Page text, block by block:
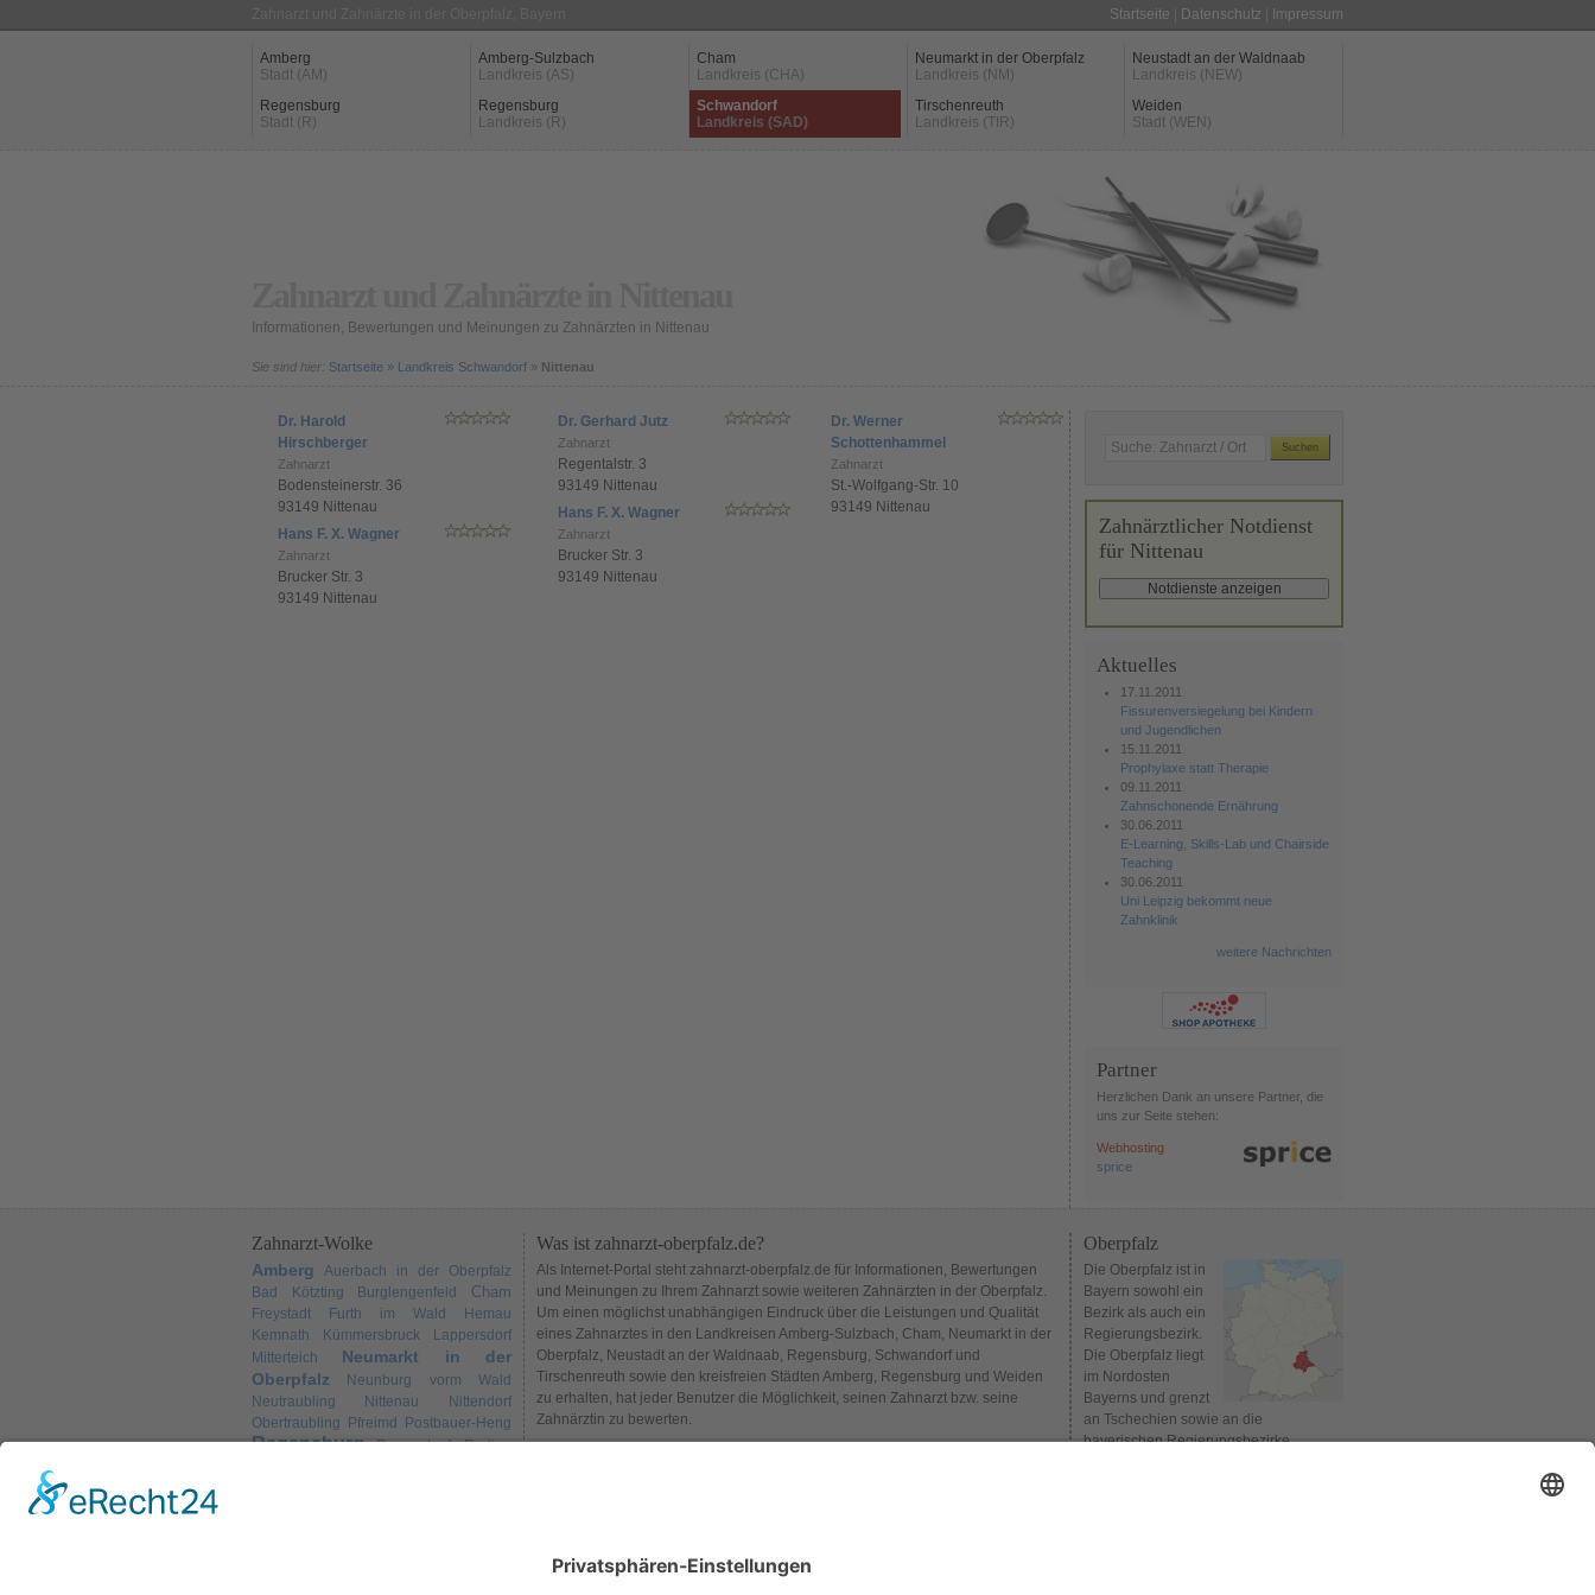
Startseite Datenschutz Impressum
Amberg
Stadt (AM)
Amberg-Sulzbach
Landkreis (AS)
Cham
Landkreis (CHA)
Neumarkt in der Oberpfalz
Landkreis (NM)
Neustadt an der Waldnaab
Landkreis (NEW)
Regensburg
Stadt (R)
Regensburg
Landkreis (R)
Schwandorf
Landkreis (SAD)
Tirschenreuth
Landkreis (TIR)
Weiden
Stadt (WEN)
Informationen, Bewertungen und Meinungen zu Zahnärzten in Nittenau
Sie sind hier: Startseite » Landkreis Schwandorf » Nittenau
Dr. Harold
Hirschberger
Zahnarzt
Bodensteinerstr. 36
93149 Nittenau
Hans F. X. Wagner
Zahnarzt
Brucker Str. 3
93149 Nittenau
Dr. Gerhard Jutz
Zahnarzt
Regentalstr. 3
93149 Nittenau
Hans F. X. Wagner
Zahnarzt
Brucker Str. 3
93149 Nittenau
Dr. Werner
Schottenhammel
Zahnarzt
St.-Wolfgang-Str. 10
93149 Nittenau
Zahnärztlicher Notdienst
für Nittenau
Aktuelles
17.11.2011
Fissurenversiegelung bei Kindern
und Jugendlichen
15.11.2011
Prophylaxe statt Therapie
09.11.2011
Zahnschonende Ernährung
30.06.2011
E-Learning, Skills-Lab und Chairside
Teaching
30.06.2011
Uni Leipzig bekommt neue
Zahnklinik
weitere Nachrichten
Partner
Herzlichen Dank an unsere Partner, die
uns zur Seite stehen:
Webhosting
sprice
Zahnarzt-Wolke
Amberg
Auerbach in der Oberpfalz
Bad Kötzting
Burglengenfeld Cham
Freystadt Furth im Wald
Hemau
Kemnath
Kümmersbruck
Lappersdorf
Mitterteich
Neumarkt in der
Oberpfalz
Neunburg vorm Wald
Neutraubling
Nittenau
Nittendorf
Obertraubling
Pfreimd Postbauer-Heng
Regensburg Regenstauf Roding
Was ist zahnarzt-oberpfalz.de?
Als Internet-Portal steht zahnarzt-oberpfalz.de für Informationen, Bewertungen
und Meinungen zu Ihrem Zahnarzt sowie weiteren Zahnärzten in der Oberpfalz.
Um einen möglichst unabhängigen Eindruck über die Leistungen und Qualität
eines Zahnarztes in den Landkreisen Amberg-Sulzbach, Cham, Neumarkt in der
Oberpfalz, Neustadt an der Waldnaab, Regensburg, Schwandorf und
Tirschenreuth sowie den kreisfreien Städten Amberg, Regensburg und Weiden
zu erhalten, hat jeder Benutzer die Möglichkeit, seinen Zahnarzt bzw. seine
Zahnärztin zu bewerten.
Oberpfalz
Die Oberpfalz ist in
Bayern sowohl ein
Bezirk als auch ein
Regierungsbezirk.
Die Oberpfalz liegt
im Nordosten
Bayerns und grenzt
an Tschechien sowie an die
bayerischen Regierungsbezirke